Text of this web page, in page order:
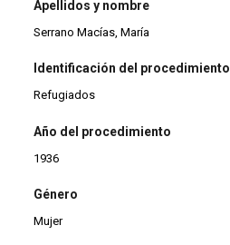
Apellidos y nombre
Serrano Macías, María
Identificación del procedimiento
Refugiados
Año del procedimiento
1936
Género
Mujer